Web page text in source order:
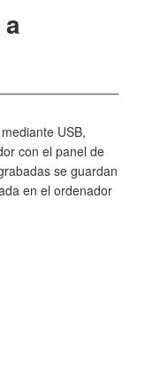
USB,
con el panel de
se guardan
en el ordenador